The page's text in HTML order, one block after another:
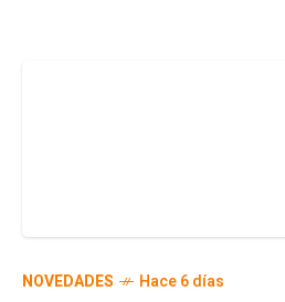
NOVEDADES Hace 6 días